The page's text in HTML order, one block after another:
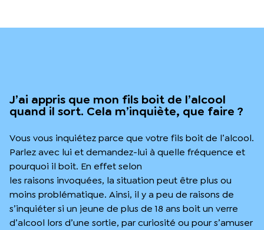
J’ai appris que mon fils boit de l’alcool
quand il sort. Cela m’inquiète, que faire ?
Vous vous inquiétez parce que votre fils boit de l’alcool.
Parlez avec lui et demandez-lui à quelle fréquence et
pourquoi il boit. En effet selon
les raisons invoquées, la situation peut être plus ou
moins problématique. Ainsi, il y a peu de raisons de
s’inquiéter si un jeune de plus de 18 ans boit un verre
d’alcool lors d’une sortie, par curiosité ou pour s’amuser